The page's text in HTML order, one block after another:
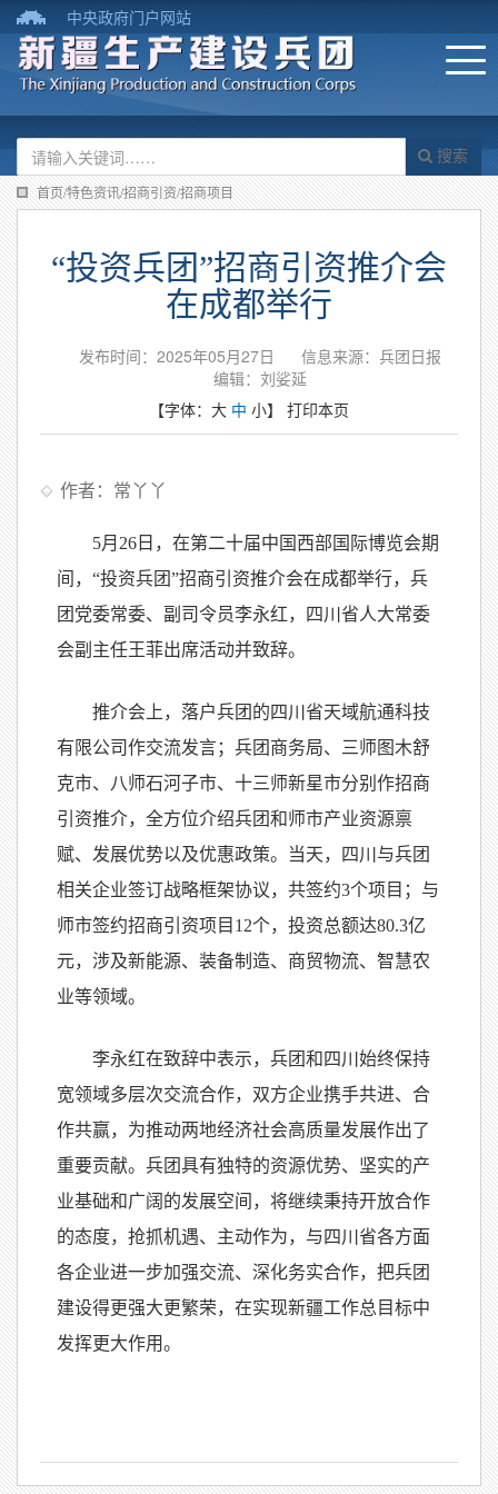
中央政府门户网站
搜索
首页/特色资讯/招商引资/招商项目
“投资兵团”招商引资推介会
在成都举行
发布时间：2025年05月27日
信息来源：​兵团日报
编辑：刘娑延
【字体： 大 中 小】 打印本页
作者：常丫丫
5月26日，在第二十届中国西部国际博览会期
间，“投资兵团”招商引资推介会在成都举行，兵
团党委常委、副司令员李永红，四川省人大常委
会副主任王菲出席活动并致辞。
推介会上，落户兵团的四川省天域航通科技
有限公司作交流发言；兵团商务局、三师图木舒
克市、八师石河子市、十三师新星市分别作招商
引资推介，全方位介绍兵团和师市产业资源禀
赋、发展优势以及优惠政策。当天，四川与兵团
相关企业签订战略框架协议，共签约3个项目；与
师市签约招商引资项目12个，投资总额达80.3亿
元，涉及新能源、装备制造、商贸物流、智慧农
业等领域。
李永红在致辞中表示，兵团和四川始终保持
宽领域多层次交流合作，双方企业携手共进、合
作共赢，为推动两地经济社会高质量发展作出了
重要贡献。兵团具有独特的资源优势、坚实的产
业基础和广阔的发展空间，将继续秉持开放合作
的态度，抢抓机遇、主动作为，与四川省各方面
各企业进一步加强交流、深化务实合作，把兵团
建设得更强大更繁荣，在实现新疆工作总目标中
发挥更大作用。